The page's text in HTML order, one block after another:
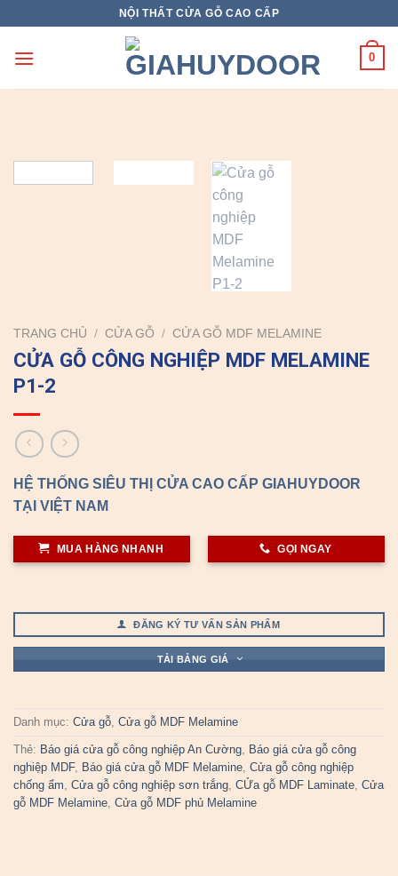
content
NỘI THẤT CỬA GỖ CAO CẤP
0
TRANG CHỦ / CỬA GỖ / CỬA GỖ MDF MELAMINE
CỬA GỖ CÔNG NGHIỆP MDF MELAMINE
P1-2
HỆ THỐNG SIÊU THỊ CỬA CAO CẤP GIAHUYDOOR
TẠI VIỆT NAM
MUA HÀNG NHANH GỌI NGAY
ĐĂNG KÝ TƯ VẤN SẢN PHẨM
TẢI BẢNG GIÁ
Danh mục: Cửa gỗ, Cửa gỗ MDF Melamine
Thẻ: Báo giá cửa gỗ công nghiệp An Cường, Báo giá cửa gỗ công
nghiệp MDF, Báo giá cửa gỗ MDF Melamine, Cửa gỗ công nghiệp
chống ẩm, Cửa gỗ công nghiệp sơn trắng, CỬa gỗ MDF Laminate, Cửa
gỗ MDF Melamine, Cửa gỗ MDF phủ Melamine